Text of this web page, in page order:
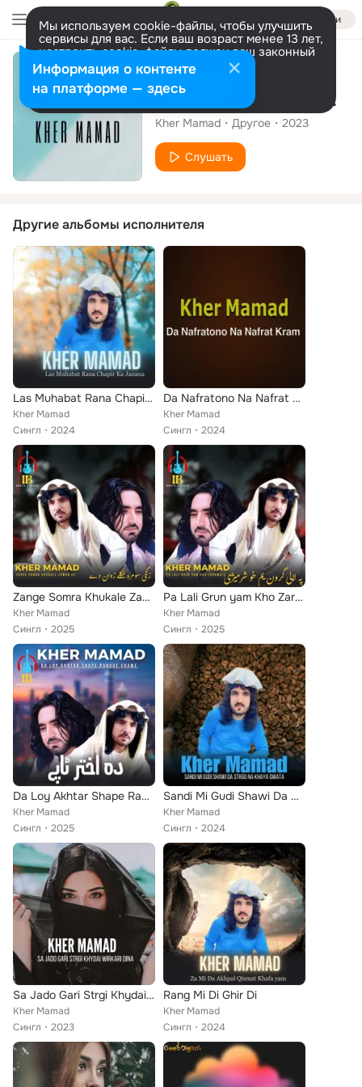
Войти
Мы используем cookie-файлы, чтобы улучшить
сервисы для вас. Если ваш возраст менее 13 лет,
настроить cookie-файлы должен ваш законный
представитель. Больше информации
Разрешить все Настроить
Сингл
Pa Tabiban Bandi Nashi Elajena
Kher Mamad Другое 2023
Слушать
Другие альбомы исполнителя
Las Muhabat Rana Chapir Ka Janana
Kher Mamad
Сингл
2024
Da Nafratono Na Nafrat Kram
Kher Mamad
Сингл
2024
Zange Somra Khukale Zawan De
Kher Mamad
Сингл
2025
Pa Lali Grun yam Kho Zarhmaze
Kher Mamad
Сингл
2025
Da Loy Akhtar Shape Rangde Shawe
Kher Mamad
Сингл
2025
Sandi Mi Gudi Shawi Da Strgo Na Khaya Owata
Kher Mamad
Сингл
2024
Sa Jado Gari Strgi Khydai Wirkari Dina
Kher Mamad
Сингл
2023
Rang Mi Di Ghir Di
Kher Mamad
Сингл
2024
Информация о контенте
на платформе — здесь